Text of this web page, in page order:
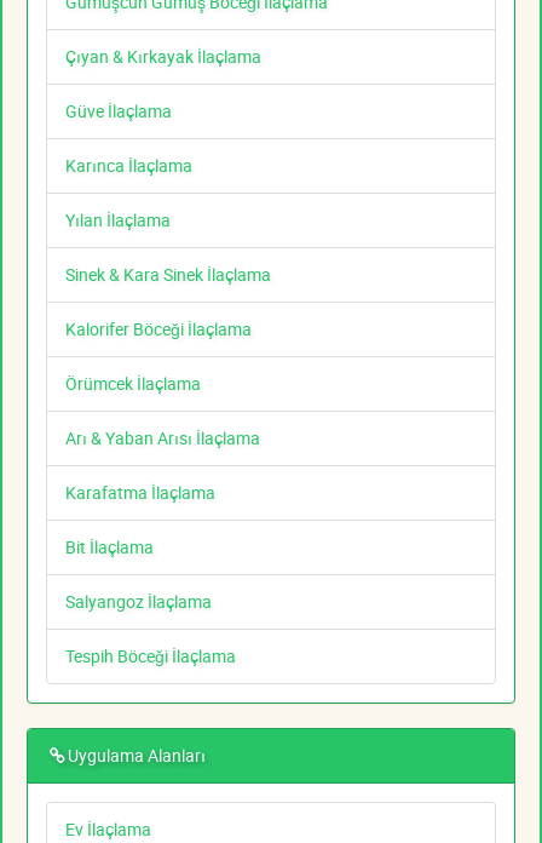
Çıyan & Kırkayak İlaçlama
Güve İlaçlama
Karınca İlaçlama
Yılan İlaçlama
Sinek & Kara Sinek İlaçlama
Kalorifer Böceği İlaçlama
Örümcek İlaçlama
Arı & Yaban Arısı İlaçlama
Karafatma İlaçlama
Bit İlaçlama
Salyangoz İlaçlama
Tespih Böceği İlaçlama
Uygulama Alanları
Ev İlaçlama